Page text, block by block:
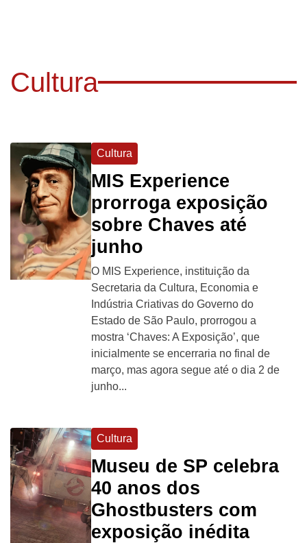
Cultura
Cultura
MIS Experience
prorroga exposição
sobre Chaves até
junho
O MIS Experience, instituição da
Secretaria da Cultura, Economia e
Indústria Criativas do Governo do
Estado de São Paulo, prorrogou a
mostra ‘Chaves: A Exposição’, que
inicialmente se encerraria no final de
março, mas agora segue até o dia 2 de
junho...
Cultura
Museu de SP celebra
40 anos dos
Ghostbusters com
exposição inédita